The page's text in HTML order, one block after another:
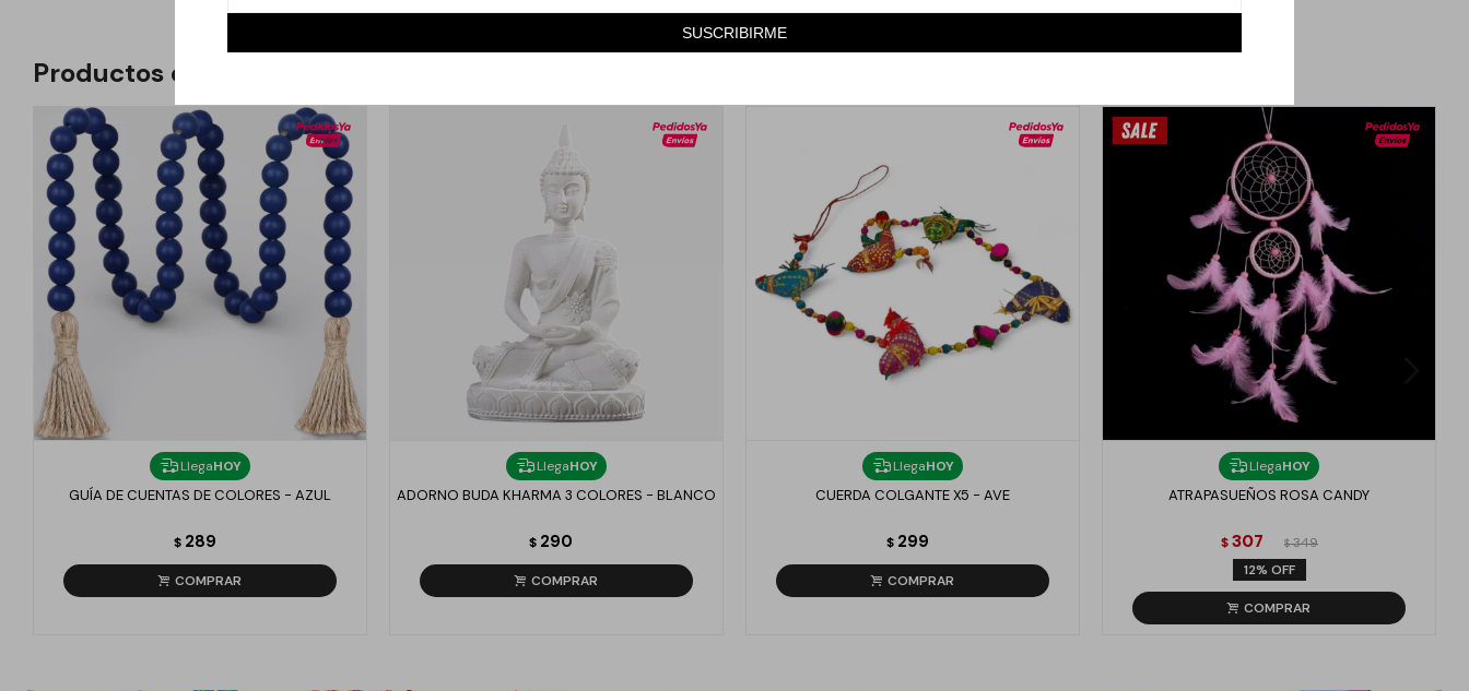
SUSCRIBIRME
Productos que te pueden interesar
LlegaHOY
GUÍA DE CUENTAS DE COLORES - AZUL
$ 289
LlegaHOY
ADORNO BUDA KHARMA 3 COLORES - BLANCO
$ 290
LlegaHOY
CUERDA COLGANTE X5 - AVE
$ 299
LlegaHOY
ATRAPASUEÑOS ROSA CANDY
$ 307 $ 349
12